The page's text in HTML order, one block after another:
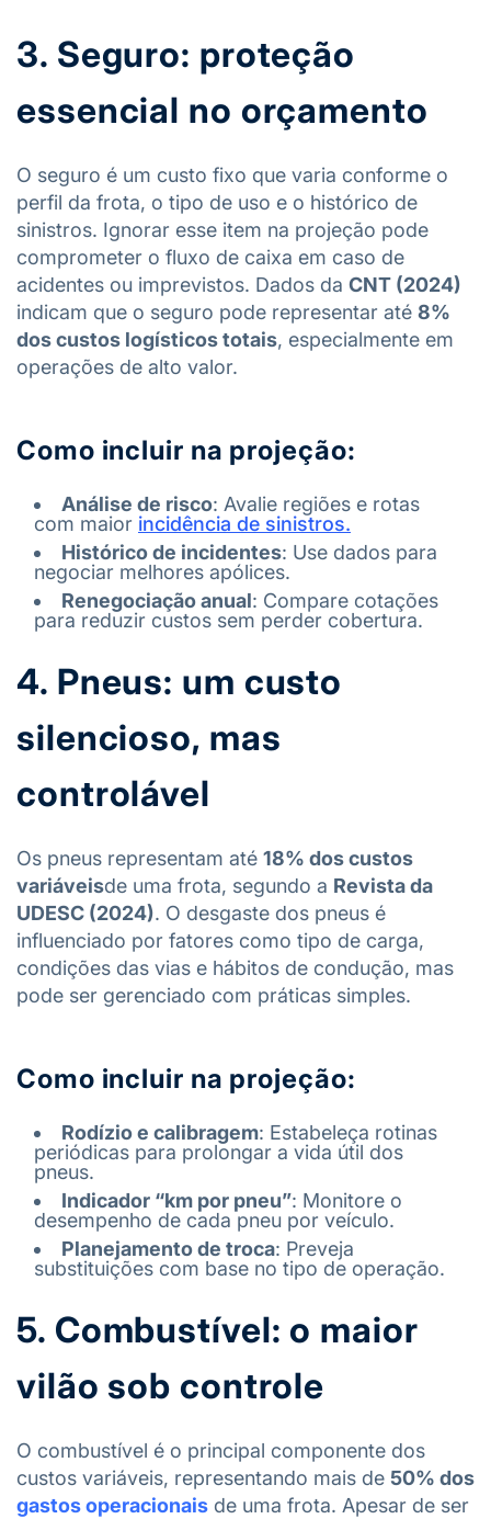
3. Seguro: proteção
essencial no orçamento
O seguro é um custo fixo que varia conforme o
perfil da frota, o tipo de uso e o histórico de
sinistros. Ignorar esse item na projeção pode
comprometer o fluxo de caixa em caso de
acidentes ou imprevistos. Dados da CNT (2024)
indicam que o seguro pode representar até 8%
dos custos logísticos totais, especialmente em
operações de alto valor.
Como incluir na projeção:
Análise de risco: Avalie regiões e rotas
com maior incidência de sinistros.
Histórico de incidentes: Use dados para
negociar melhores apólices.
Renegociação anual: Compare cotações
para reduzir custos sem perder cobertura.
4. Pneus: um custo
silencioso, mas
controlável
Os pneus representam até 18% dos custos
variáveisde uma frota, segundo a Revista da
UDESC (2024). O desgaste dos pneus é
influenciado por fatores como tipo de carga,
condições das vias e hábitos de condução, mas
pode ser gerenciado com práticas simples.
Como incluir na projeção:
Rodízio e calibragem: Estabeleça rotinas
periódicas para prolongar a vida útil dos
pneus.
Indicador “km por pneu”: Monitore o
desempenho de cada pneu por veículo.
Planejamento de troca: Preveja
substituições com base no tipo de operação.
5. Combustível: o maior
vilão sob controle
O combustível é o principal componente dos
custos variáveis, representando mais de 50% dos
gastos operacionais de uma frota. Apesar de ser